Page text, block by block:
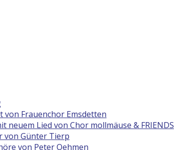
von Frauenchor Emsdetten
Lied von Chor mollmäuse & FRIENDS
von Günter Tierp
von Peter Oehmen